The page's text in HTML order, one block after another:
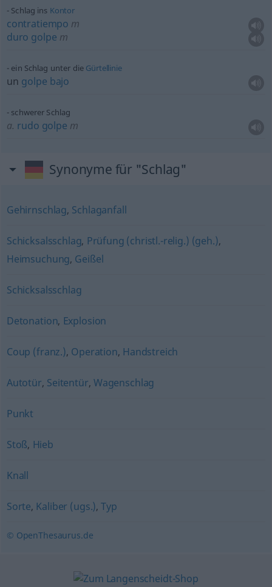
Schlag ins Kontor
contratiempo m
duro golpe m
ein Schlag unter die Gürtellinie
un golpe bajo
schwerer Schlag
a. rudo golpe m
Synonyme für "Schlag"
Gehirnschlag, Schlaganfall
Schicksalsschlag, Prüfung (christl.-relig.) (geh.),
Heimsuchung, Geißel
Schicksalsschlag
Detonation, Explosion
Coup (franz.), Operation, Handstreich
Autotür, Seitentür, Wagenschlag
Punkt
Stoß, Hieb
Knall
Sorte, Kaliber (ugs.),Typ
© OpenThesaurus.de